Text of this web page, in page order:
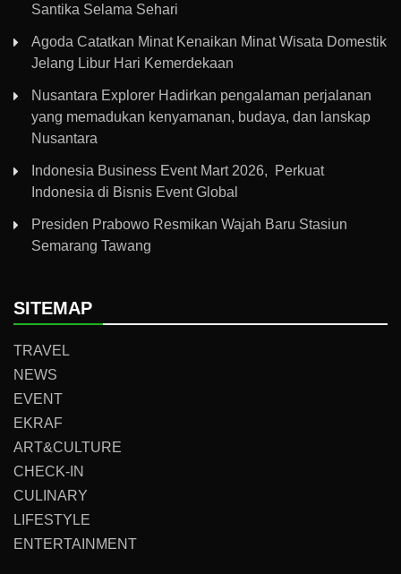
Santika Selama Sehari
Agoda Catatkan Minat Kenaikan Minat Wisata Domestik
Jelang Libur Hari Kemerdekaan
Nusantara Explorer Hadirkan pengalaman perjalanan
yang memadukan kenyamanan, budaya, dan lanskap
Nusantara
Indonesia Business Event Mart 2026, Perkuat
Indonesia di Bisnis Event Global
Presiden Prabowo Resmikan Wajah Baru Stasiun
Semarang Tawang
SITEMAP
TRAVEL
NEWS
EVENT
EKRAF
ART&CULTURE
CHECK-IN
CULINARY
LIFESTYLE
ENTERTAINMENT